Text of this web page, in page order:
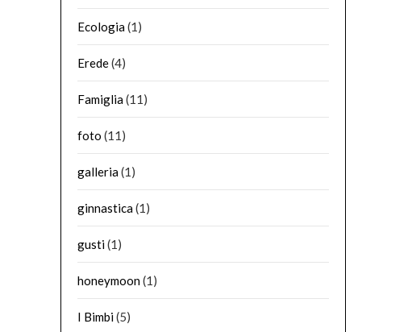
Ecologia(1)
Erede(4)
Famiglia(11)
foto (11)
galleria(1)
ginnastica(1)
gusti(1)
honeymoon(1)
I Bimbi(5)